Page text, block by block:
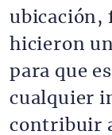
ubicación,
hicieron
para que
cualquier
contribuir